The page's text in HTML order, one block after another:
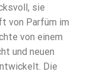
sie
von Parfüm im
von einem
und neuen
Die